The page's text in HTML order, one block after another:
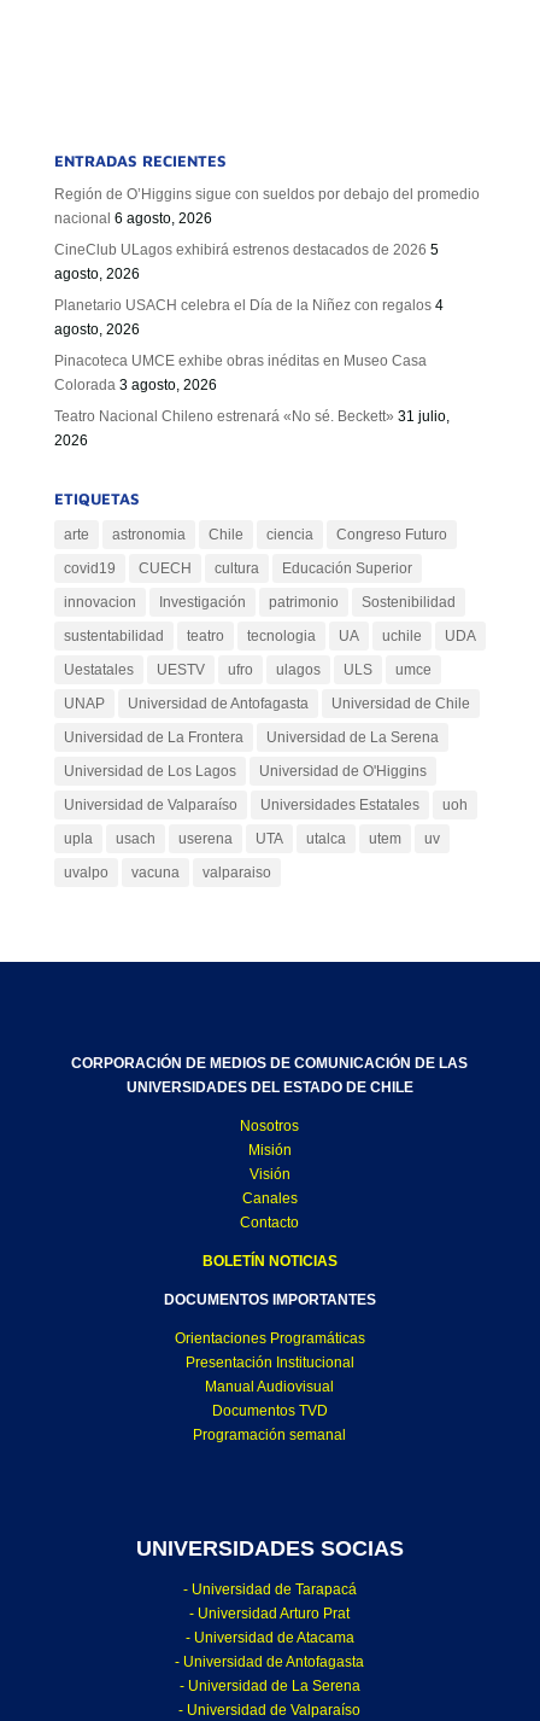
ENTRADAS RECIENTES
Región de O’Higgins sigue con sueldos por debajo del promedio
nacional 6 agosto, 2026
CineClub ULagos exhibirá estrenos destacados de 2026 5
agosto, 2026
Planetario USACH celebra el Día de la Niñez con regalos 4
agosto, 2026
Pinacoteca UMCE exhibe obras inéditas en Museo Casa
Colorada 3 agosto, 2026
Teatro Nacional Chileno estrenará «No sé. Beckett» 31 julio,
2026
ETIQUETAS
arte astronomia Chile ciencia
Congreso Futuro
covid19
CUECH cultura
Educación Superior
innovacion
Investigación patrimonio
Sostenibilidad
sustentabilidad
teatro tecnologia UA uchile
UDA
Uestatales
UESTV ufro ulagos ULS
umce
UNAP
Universidad de Antofagasta
Universidad de Chile
Universidad de La Frontera
Universidad de La Serena
Universidad de Los Lagos
Universidad de O'Higgins
Universidad de Valparaíso
Universidades Estatales
uoh
upla
usach userena UTA utalca utem
uv
uvalpo
vacuna valparaiso
CORPORACIÓN DE MEDIOS DE COMUNICACIÓN DE LAS
UNIVERSIDADES DEL ESTADO DE CHILE
Nosotros
Misión
Visión
Canales
Contacto
BOLETÍN NOTICIAS
DOCUMENTOS IMPORTANTES
Orientaciones Programáticas
Presentación Institucional
Manual Audiovisual
Documentos TVD
Programación semanal
UNIVERSIDADES SOCIAS
- Universidad de Tarapacá
- Universidad Arturo Prat
- Universidad de Atacama
- Universidad de Antofagasta
- Universidad de La Serena
- Universidad de Valparaíso